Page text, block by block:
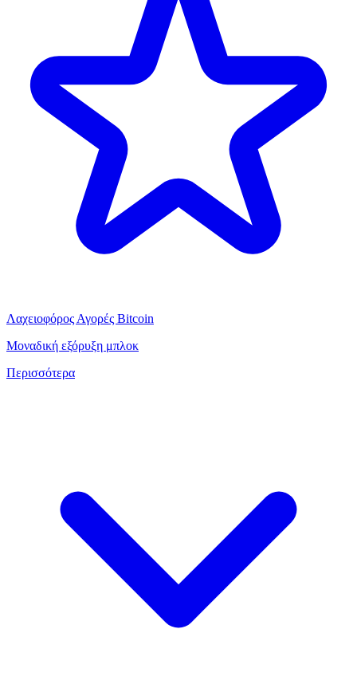
Λαχειοφόρος Αγορές Bitcoin
Μοναδική εξόρυξη μπλοκ
Περισσότερα